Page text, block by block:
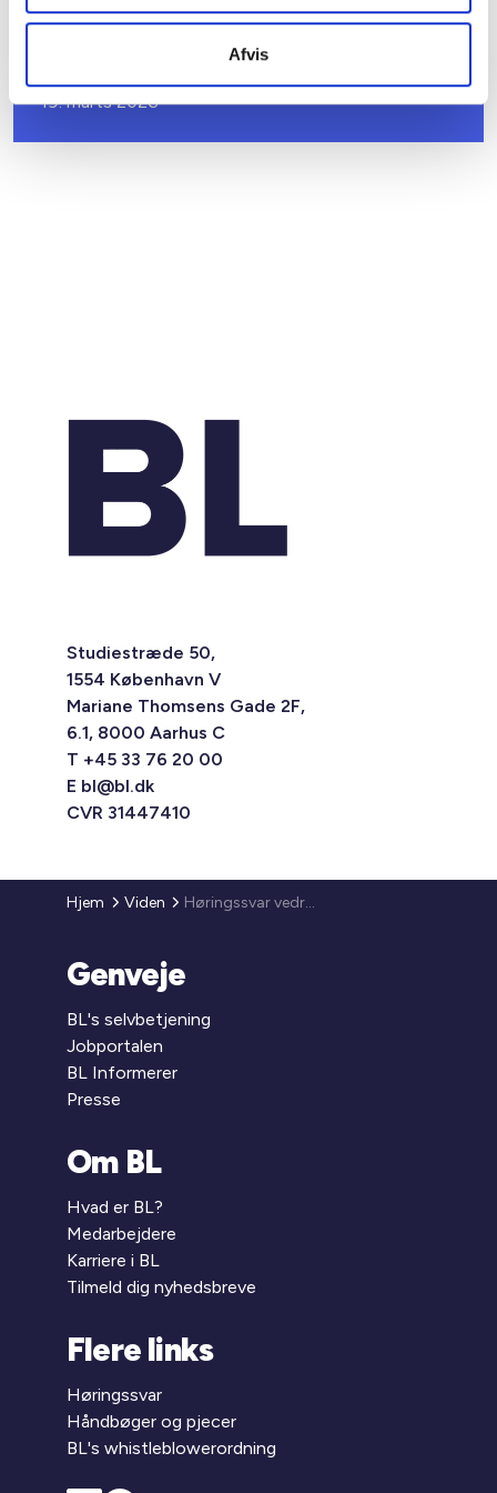
Afvis
Høring om ændring af social pension mv. -
systematisk gennemgang af udvalgte
førtidspensionssager
19. marts 2026
Studiestræde 50,
1554 København V
Mariane Thomsens Gade 2F,
6.1, 8000 Aarhus C
T +45 33 76 20 00
E bl@bl.dk
CVR 31447410
Hjem Viden Høringssvar vedr. ophævelse af begrænsninger for arealanvendelsen i det almene boligområde Tingbjerg/Utterslevhuse
Genveje
BL's selvbetjening
Jobportalen
BL Informerer
Presse
Om BL
Hvad er BL?
Medarbejdere
Karriere i BL
Tilmeld dig nyhedsbreve
Flere links
Høringssvar
Håndbøger og pjecer
BL's whistleblowerordning